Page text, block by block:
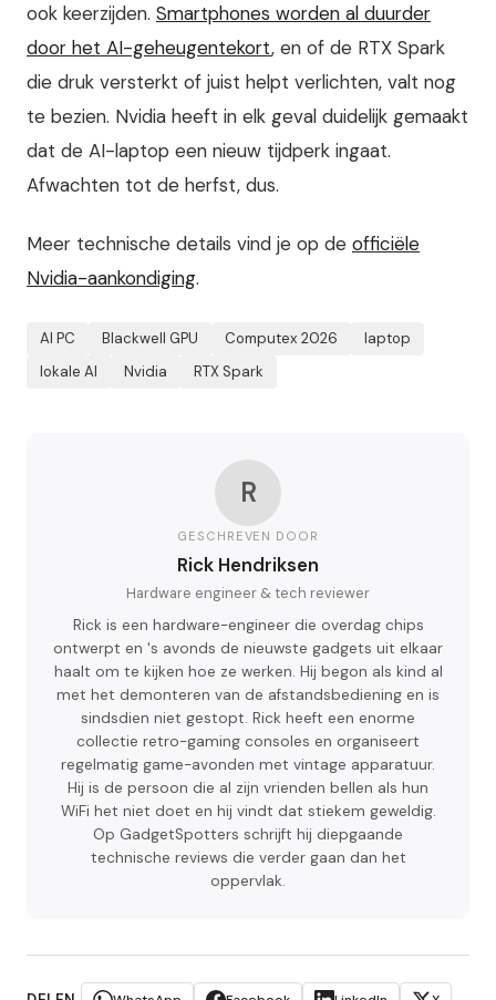
ook keerzijden. Smartphones worden al duurder
door het AI-geheugentekort, en of de RTX Spark
die druk versterkt of juist helpt verlichten, valt nog
te bezien. Nvidia heeft in elk geval duidelijk gemaakt
dat de AI-laptop een nieuw tijdperk ingaat.
Afwachten tot de herfst, dus.
Meer technische details vind je op de officiële
Nvidia-aankondiging.
AI PC Blackwell GPU Computex 2026
laptop
lokale AI
Nvidia RTX Spark
R
GESCHREVEN DOOR
Rick Hendriksen
Hardware engineer & tech reviewer
Rick is een hardware-engineer die overdag chips
ontwerpt en 's avonds de nieuwste gadgets uit elkaar
haalt om te kijken hoe ze werken. Hij begon als kind al
met het demonteren van de afstandsbediening en is
sindsdien niet gestopt. Rick heeft een enorme
collectie retro-gaming consoles en organiseert
regelmatig game-avonden met vintage apparatuur.
Hij is de persoon die al zijn vrienden bellen als hun
WiFi het niet doet en hij vindt dat stiekem geweldig.
Op GadgetSpotters schrijft hij diepgaande
technische reviews die verder gaan dan het
oppervlak.